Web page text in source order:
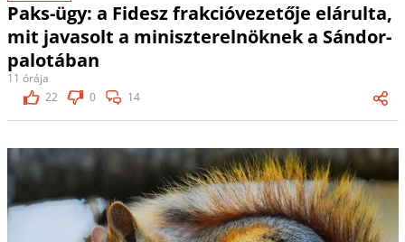
Paks-ügy: a Fidesz frakcióvezetője elárulta,
mit javasolt a miniszterelnöknek a Sándor-
palotában
11 órája
22
0 14